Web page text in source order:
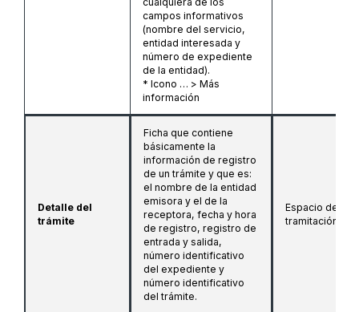
campos informativos
(nombre del servicio,
entidad interesada y
número de expediente
de la entidad).
* Icono … > Más
información
Detalle del
trámite
Ficha que contiene
básicamente la
información de registro
de un trámite y que es:
el nombre de la entidad
emisora y el de la
receptora, fecha y hora
de registro, registro de
entrada y salida,
número identificativo
del expediente y
número identificativo
del trámite.
Espacio de
tramitación